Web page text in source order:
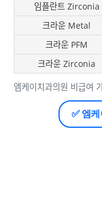
엠케이치과의원 비급여
임플란트 Zirconia
크라운 Metal
크라운 PFM
크라운 Zirconia
✅ 엠